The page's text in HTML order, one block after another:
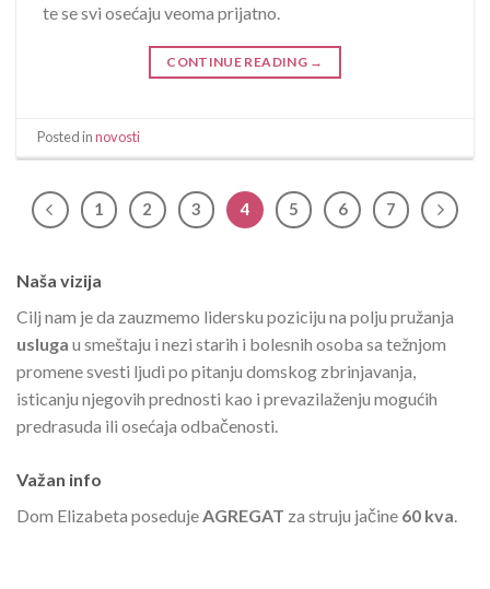
Naša vizija
Cilj nam je da zauzmemo lidersku poziciju na polju pružanja
usluga u smeštaju i nezi starih i bolesnih osoba sa težnjom
promene svesti ljudi po pitanju domskog zbrinjavanja,
isticanju njegovih prednosti kao i prevazilaženju mogućih
predrasuda ili osećaja odbačenosti.
Važan info
Dom Elizabeta poseduje AGREGAT za struju jačine 60 kva
te se svi osećaju veoma prijatno.
CONTINUE READING →
Posted innovosti
1 2 3 4 5 6 7